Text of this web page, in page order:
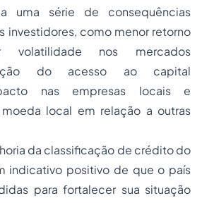
uma série de consequências
investidores, como menor retorno
volatilidade nos mercados
do acesso ao capital
nas empresas locais e
local em relação a outras
da classificação de crédito do
indicativo positivo de que o país
para fortalecer sua situação